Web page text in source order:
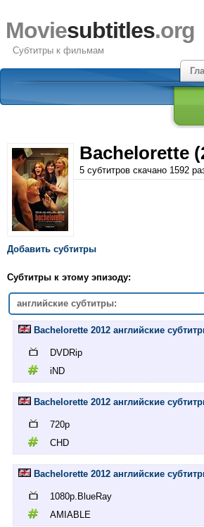
Moviesubtitles.org
Субтитры к фильмам
Bachelorette
5 субтитров скачано 1592
Добавить субтитры
Субтитры к этому эпизоду:
английские субтитры:
Bachelorette 2012 английские
DVDRip
iND
Bachelorette 2012 английские
720p
CHD
Bachelorette 2012 английские
1080p.BlueRay
AMIABLE